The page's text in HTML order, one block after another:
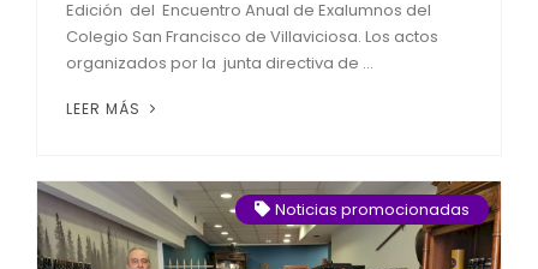
Edición del Encuentro Anual de Exalumnos del
Colegio San Francisco de Villaviciosa. Los actos
organizados por la junta directiva de ...
LEER MÁS
Noticias promocionadas